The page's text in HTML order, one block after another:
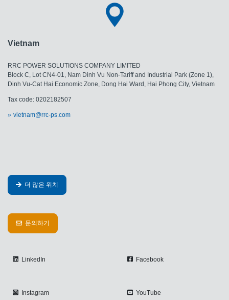
Vietnam
RRC POWER SOLUTIONS COMPANY LIMITED
Block C, Lot CN4-01, Nam Dinh Vu Non-Tariff and Industrial Park (Zone 1),
Dinh Vu-Cat Hai Economic Zone, Dong Hai Ward, Hai Phong City, Vietnam
Tax code: 0202182507
vietnam@rrc-ps.com
더 많은 위치
문의하기
LinkedIn Facebook
Instagram YouTube